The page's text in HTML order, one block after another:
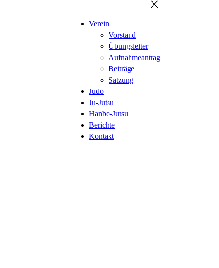
Verein
Vorstand
Übungsleiter
Aufnahmeantrag
Beiträge
Satzung
Judo
Ju-Jutsu
Hanbo-Jutsu
Berichte
Kontakt